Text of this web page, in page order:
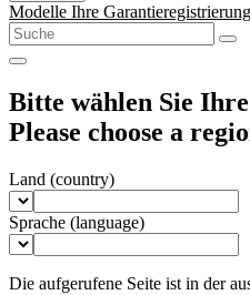
Modelle Ihre Garantieregistrierung
Bitte wählen Sie
Please choose a
Land (country)
Sprache (language)
Die aufgerufene Seite ist in der